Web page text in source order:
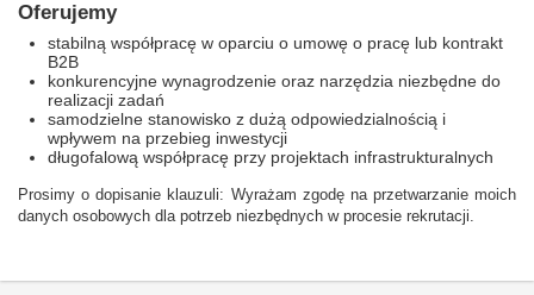
Oferujemy
stabilną współpracę w oparciu o umowę o pracę lub kontrakt
B2B
konkurencyjne wynagrodzenie oraz narzędzia niezbędne do
realizacji zadań
samodzielne stanowisko z dużą odpowiedzialnością i
wpływem na przebieg inwestycji
długofalową współpracę przy projektach infrastrukturalnych
Prosimy o dopisanie klauzuli: Wyrażam zgodę na przetwarzanie moich
danych osobowych dla potrzeb niezbędnych w procesie rekrutacji.